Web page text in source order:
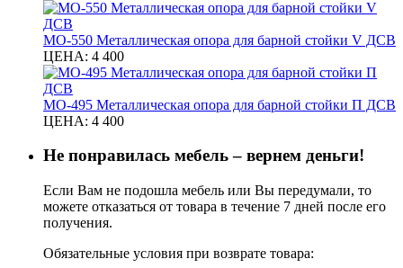
МО-550 Металлическая опора для барной стойки V ДСВ
ЦЕНА: 4 400
МО-495 Металлическая опора для барной стойки П ДСВ
ЦЕНА: 4 400
Не понравилась мебель – вернем деньги!
Если Вам не подошла мебель или Вы передумали, то
можете отказаться от товара в течение 7 дней после его
получения.
Обязательные условия при возврате товара: